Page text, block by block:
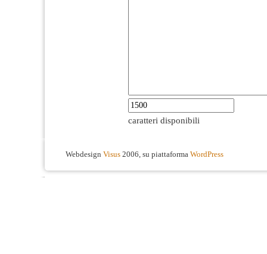
caratteri disponibili
Webdesign Visus 2006, su piattaforma WordPress